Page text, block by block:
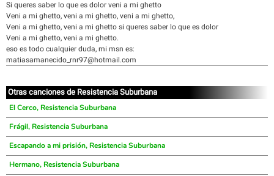
Si queres saber lo que es dolor veni a mi ghetto
Veni a mi ghetto, veni a mi ghetto, veni a mi ghetto,
Veni a mi ghetto, veni a mi ghetto si queres saber lo que es dolor
Veni a mi ghetto, veni a mi ghetto.
eso es todo cualquier duda, mi msn es:
matiasamanecido_rnr97@hotmail.com
Otras canciones de Resistencia Suburbana
El Cerco, Resistencia Suburbana
Frágil, Resistencia Suburbana
Escapando a mi prisión, Resistencia Suburbana
Hermano, Resistencia Suburbana